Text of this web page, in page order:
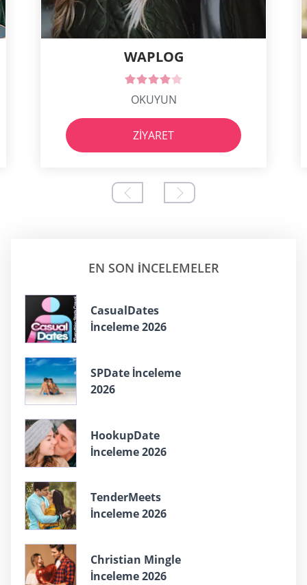
WAPLOG
OKUYUN
ZIYARET
EN SON INCELEMELER
СasualDates
İnceleme 2026
SPDate İnceleme
2026
HookupDate
İnceleme 2026
TenderMeets
İnceleme 2026
Christian Mingle
İnceleme 2026